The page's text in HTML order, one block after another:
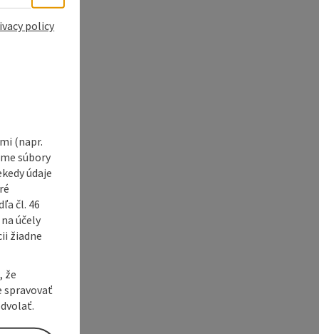
policy
(napr.
súbory
údaje
čl. 46
účely
žiadne
že
spravovať